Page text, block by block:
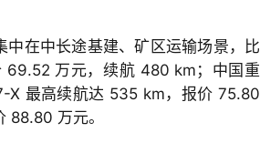
中在中长途基建、矿区运输场景，比
69.52 万元，续航 480 km；中国重
X 最高续航达 535 km，报价 75.80
88.80 万元。